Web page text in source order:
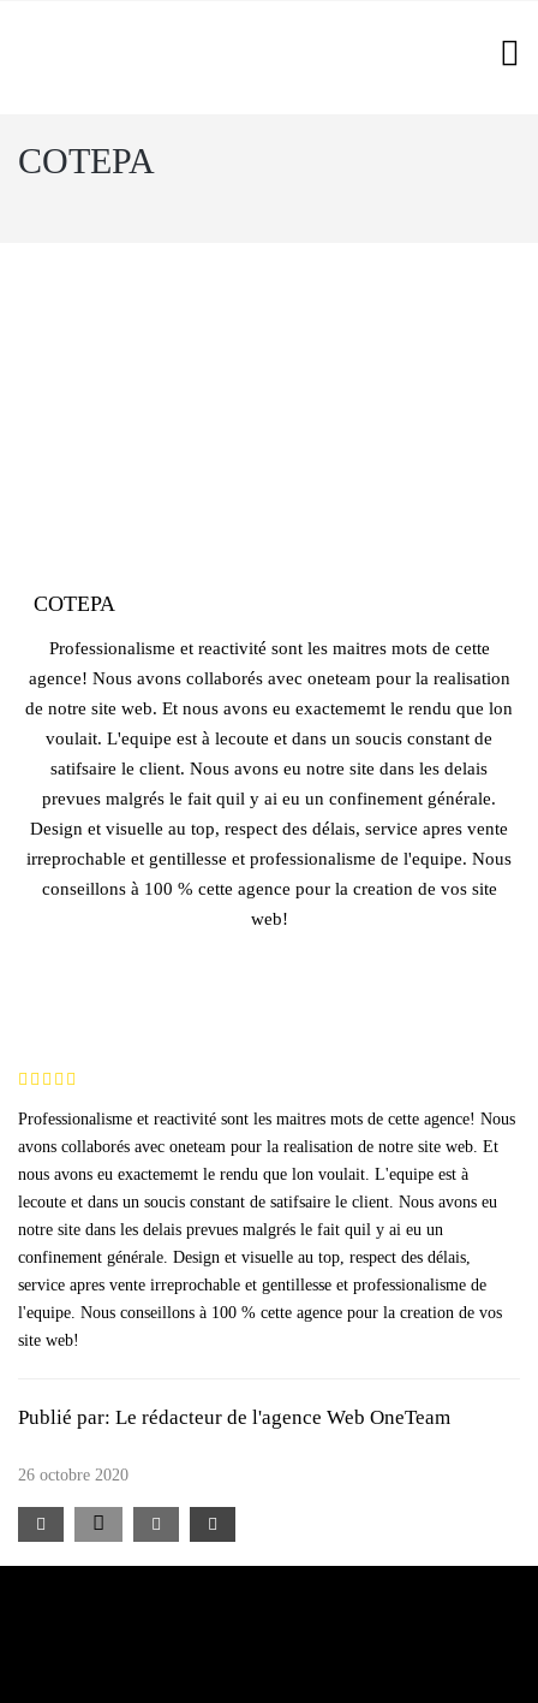
COTEPA
COTEPA
Professionalisme et reactivité sont les maitres mots de cette
agence! Nous avons collaborés avec oneteam pour la realisation
de notre site web. Et nous avons eu exactememt le rendu que lon
voulait. L'equipe est à lecoute et dans un soucis constant de
satifsaire le client. Nous avons eu notre site dans les delais
prevues malgrés le fait quil y ai eu un confinement générale.
Design et visuelle au top, respect des délais, service apres vente
irreprochable et gentillesse et professionalisme de l'equipe. Nous
conseillons à 100 % cette agence pour la creation de vos site
web!
Professionalisme et reactivité sont les maitres mots de cette agence! Nous
avons collaborés avec oneteam pour la realisation de notre site web. Et
nous avons eu exactememt le rendu que lon voulait. L'equipe est à
lecoute et dans un soucis constant de satifsaire le client. Nous avons eu
notre site dans les delais prevues malgrés le fait quil y ai eu un
confinement générale. Design et visuelle au top, respect des délais,
service apres vente irreprochable et gentillesse et professionalisme de
l'equipe. Nous conseillons à 100 % cette agence pour la creation de vos
site web!
Publié par: Le rédacteur de l'agence Web OneTeam
26 octobre 2020